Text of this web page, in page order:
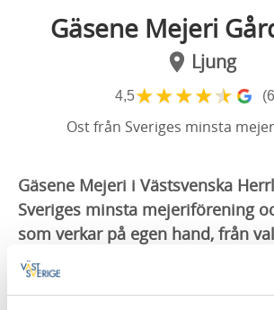
Gäsene Mejeri
Ljung
4,5★★★★★
Ost från Sveriges minsta
Gäsene Mejeri i Västsvenska
Sveriges minsta mejeriförening
som verkar på egen hand, från
Kom förbi och ta del av det
bakom de goda lagrade